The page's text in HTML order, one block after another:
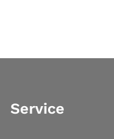
Service